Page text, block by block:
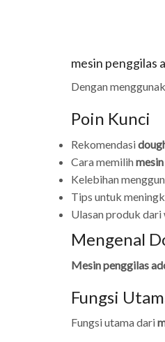
mesin penggilas
Dengan
Poin Kunci
Rekomendasi
Cara memilih
Kelebihan
Tips untuk
Ulasan produk dari
Mengenal
Mesin penggilas
Fungsi
Fungsi utama dari